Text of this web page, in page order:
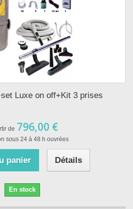
Luxe on off+Kit 3 prises
de 796,00 €
sous 24 à 48 h ouvrées
panier Détails
En stock